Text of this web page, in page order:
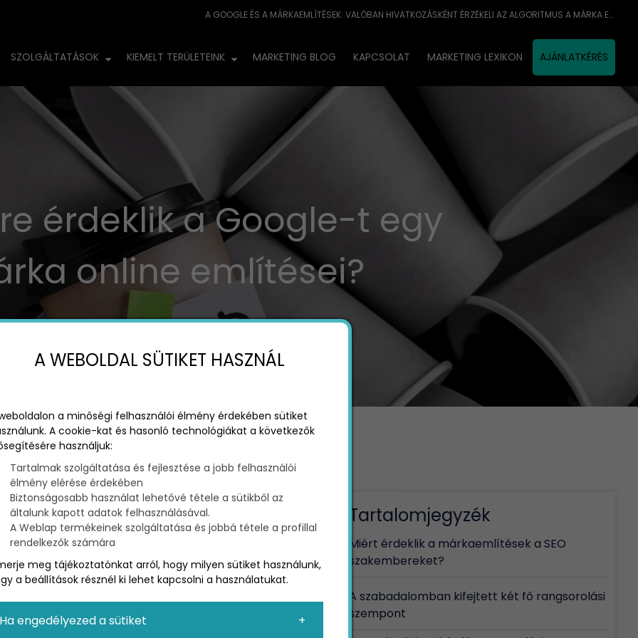
A GOOGLE ÉS A MÁRKAEMLÍTÉSEK: VALÓBAN HIVATKOZÁSKÉNT ÉRZÉKELI AZ ALGORITMUS A MÁRKA EMLÍTÉSÉT?
SZOLGÁLTATÁSOK KIEMELT TERÜLETEINK MARKETING BLOG KAPCSOLAT MARKETING LEXIKON AJÁNLATKÉRÉS
érdeklik a Google-t egy
online említései?
EMLÍTÉSEI?
során John Muellertől megkérdezték,
márkaemlítések”. Mueller válaszából határozottan
foglalkozik az ilyen említésekkel, azonban
a látogatók számára.
Tartalomjegyzék
Miért érdeklik a márkaemlítések a SEO
szakembereket?
A szabadalomban kifejtett két fő rangsorolási
szempont
A WEBOLDAL SÜTIKET HASZNÁL
a minőségi felhasználói élmény érdekében sütiket
A cookie-kat és hasonló technológiákat a következők
használjuk:
Tartalmak szolgáltatása és fejlesztése a jobb felhasználói
élmény elérése érdekében
Biztonságosabb használat lehetővé tétele a sütikből az
általunk kapott adatok felhasználásával.
A Weblap termékeinek szolgáltatása és jobbá tétele a profillal
rendelkezők számára
meg tájékoztatónkat arról, hogy milyen sütiket használunk,
a beállítások résznél ki lehet kapcsolni a használatukat.
Ha engedélyezed a sütiket